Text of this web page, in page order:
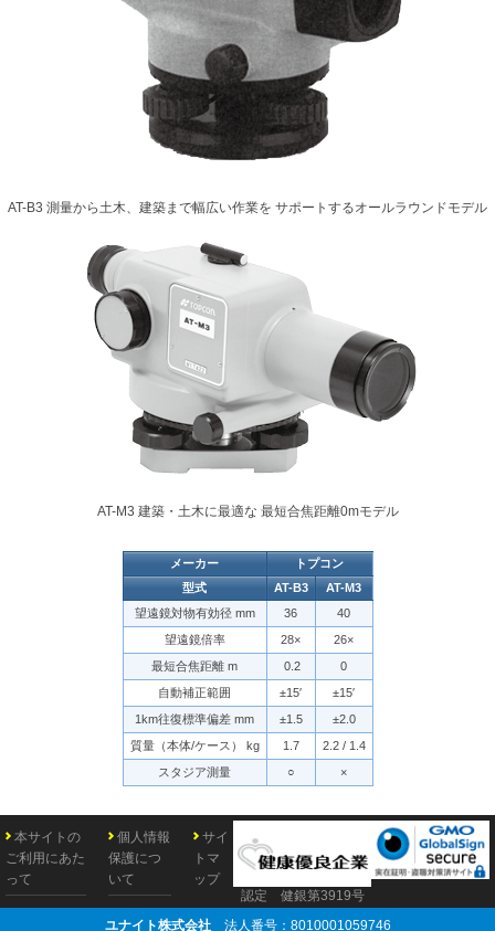
AT-B3 測量から土木、建築まで幅広い作業を サポートするオールラウンドモデル
AT-M3 建築・土木に最適な 最短合焦距離0mモデル
メーカー
トプコン
型式
AT-B3
AT-M3
望遠鏡対物有効径 mm
36
40
望遠鏡倍率
28×
26×
最短合焦距離 m
0.2
0
自動補正範囲
±15′
±15′
1km往復標準偏差 mm
±1.5
±2.0
質量（本体/ケース） kg
1.7
2.2 / 1.4
スタジア測量
○ ×
本サイトの
ご利用にあた
って
個人情報
保護につ
いて
サイ
トマ
ップ
認定 健銀第3919号
ユナイト株式会社法人番号：8010001059746